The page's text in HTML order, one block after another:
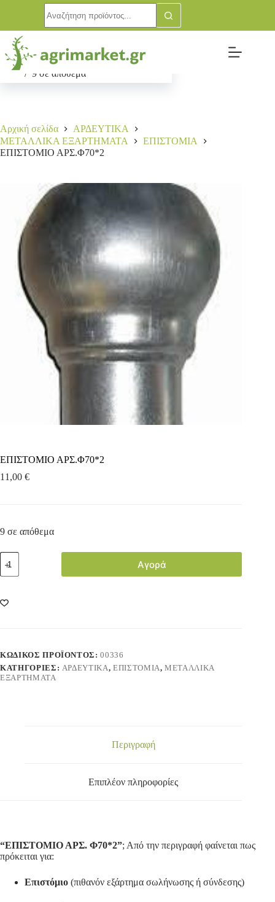
ΕΠΙΣΤΟΜΙΟ ΑΡΣ.Φ70*2
11,00€
9 σε απόθεμα
Αγορά
Αρχική σελίδα
ΑΡΔΕΥΤΙΚΑ
ΜΕΤΑΛΛΙΚΑ ΕΞΑΡΤΗΜΑΤΑ
ΕΠΙΣΤΟΜΙΑ
ΕΠΙΣΤΟΜΙΟ ΑΡΣ.Φ70*2
ΕΠΙΣΤΟΜΙΟ ΑΡΣ.Φ70*2
11,00 €
9 σε απόθεμα
Αγορά
ΚΩΔΙΚΌΣ ΠΡΟΪΌΝΤΟΣ:00336
ΚΑΤΗΓΟΡΊΕΣ: ΑΡΔΕΥΤΙΚΑ, ΕΠΙΣΤΟΜΙΑ,ΜΕΤΑΛΛΙΚΑ
ΕΞΑΡΤΗΜΑΤΑ
Περιγραφή
Επιπλέον πληροφορίες
“ΕΠΙΣΤΟΜΙΟ ΑΡΣ. Φ70*2”; Από την περιγραφή φαίνεται πως
πρόκειται για:
Επιστόμιο (πιθανόν εξάρτημα σωλήνωσης ή σύνδεσης)